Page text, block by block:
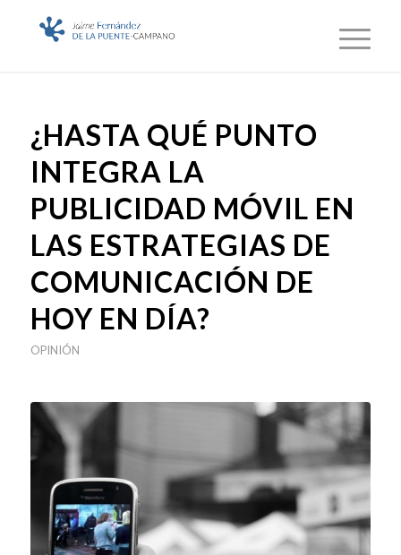
¿HASTA QUÉ PUNTO
INTEGRA LA
PUBLICIDAD MÓVIL EN
LAS ESTRATEGIAS DE
COMUNICACIÓN DE
HOY EN DÍA?
OPINIÓN